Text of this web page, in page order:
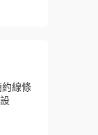
線條